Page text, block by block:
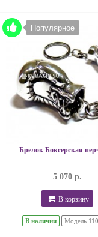
Популярное
Брелок Боксерская
5 070 р.
В корзину
В наличии Модель